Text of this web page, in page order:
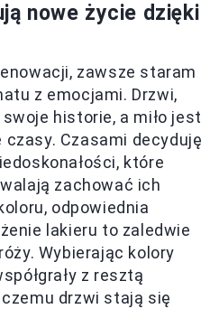
nowe życie dzięki
zawsze staram
z emocjami. Drzwi,
historie, a miło jest
Czasami decyduję
które
zachować ich
odpowiednia
lakieru to zaledwie
Wybierając kolory
z resztą
drzwi stają się